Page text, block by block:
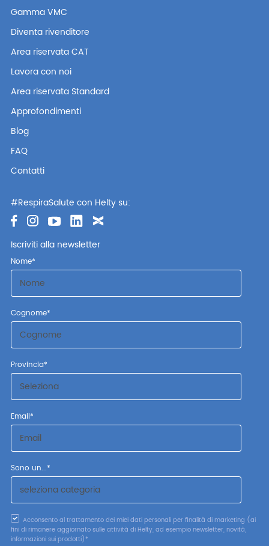
Gamma VMC
Diventa rivenditore
Area riservata CAT
Lavora con noi
Area riservata Standard
Approfondimenti
Blog
FAQ
Contatti
#RespiraSalute con Helty su:
Iscriviti alla newsletter
Nome*
Cognome*
Provincia*
Email*
Sono un...*
Acconsento al trattamento dei miei dati personali per finalità di marketing (ai
fini di rimanere aggiornato sulle attività di Helty, ad esempio newsletter, novità,
informazioni sui prodotti)*